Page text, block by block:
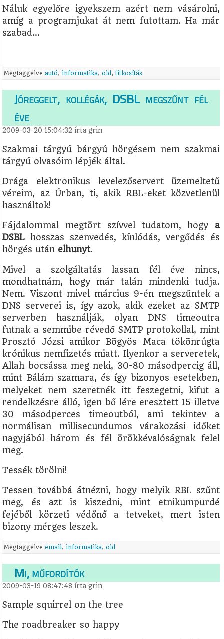
Náluk egyelőre igyekszem azért nem vásárolni,
amíg a programjukat át nem futottam. Ha már
szabad...
Megtaggelveautó,informatika,old,titkosítás
Jóreggelt, kollégák, DSBL megszűnt fél
éve
2009-03-20 15:04:32 írtagrin
Szakmai tárgyú bárgyú hörgésem nem szakmai
tárgyú olvasóim lépjék által.
Drága elektronikus levelezőservert üzemeltetű
véreim, az Úrban, ti, akik RBL-eket közvetlenül
használtok!
Fájdalommal megtört szívvel tudatom, hogy a
DSBL hosszas szenvedés, kínlódás, vergődés és
hörgés után elhunyt.
Mivel a szolgáltatás lassan fél éve nincs,
mondhatnám, hogy már talán mindenki tudja.
Nem. Viszont mivel március 9-én megszűntek a
DNS serverei is, így azok, akik ezeket az SMTP
serverben használják, olyan DNS timeoutra
futnak a semmibe révedő SMTP protokollal, mint
Prosztó Józsi amikor Bögyös Maca tökönrúgta
krónikus nemfizetés miatt. Ilyenkor a serveretek,
Allah bocsássa meg neki, 30-80 másodpercig áll,
mint Bálám szamara, és így bizonyos esetekben,
melyeket nem szeretnék itt feszegetni, kifut a
rendelkzésre álló, igen bő lére eresztett 15 illetve
30 másodperces timeoutból, ami tekintev a
normálisan millisecundumos várakozási időket
nagyjából három és fél örökkévalóságnak felel
meg.
Tessék törölni!
Tessen továbbá átnézni, hogy melyik RBL szűnt
meg, és azt is kiszedni, mint etnikumpurdé
fejéből körzeti védőnő a tetveket, mert isten
bizony mérges leszek.
Megtaggelveemail, informatika,old
Mi, műfordítók
2009-03-19 08:47:48 írtagrin
Sample squirrel on the tree
The roadbreaker so happy